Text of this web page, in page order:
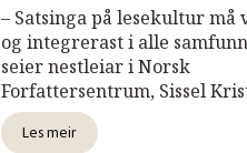
– Satsinga på lesekultur må
og integrerast i alle
seier nestleiar i Norsk
Forfattersentrum, Sissel
Les meir